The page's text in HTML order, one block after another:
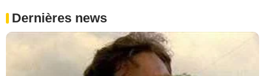
Dernières news